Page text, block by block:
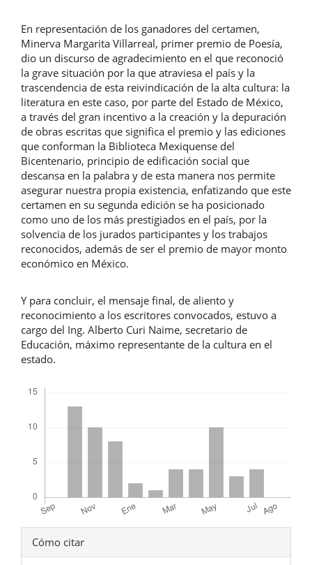
En representación de los ganadores del certamen,
Minerva Margarita Villarreal, primer premio de Poesía,
dio un discurso de agradecimiento en el que reconoció
la grave situación por la que atraviesa el país y la
trascendencia de esta reivindicación de la alta cultura: la
literatura en este caso, por parte del Estado de México,
a través del gran incentivo a la creación y la depuración
de obras escritas que significa el premio y las ediciones
que conforman la Biblioteca Mexiquense del
Bicentenario, principio de edificación social que
descansa en la palabra y de esta manera nos permite
asegurar nuestra propia existencia, enfatizando que este
certamen en su segunda edición se ha posicionado
como uno de los más prestigiados en el país, por la
solvencia de los jurados participantes y los trabajos
reconocidos, además de ser el premio de mayor monto
económico en México.
Y para concluir, el mensaje final, de aliento y
reconocimiento a los escritores convocados, estuvo a
cargo del Ing. Alberto Curi Naime, secretario de
Educación, máximo representante de la cultura en el
estado.
Detalles
Cómo citar